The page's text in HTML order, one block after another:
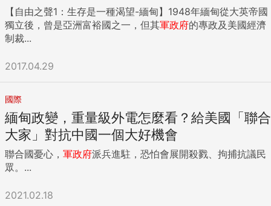
【自由之聲1：生存是一種渴望-緬甸】1948年緬甸從大英帝國
獨立後，曾是亞洲富裕國之一，但其軍政府的專政及美國經濟
制裁...
2017.04.29
國際
緬甸政變，重量級外電怎麼看？給美國「聯合
大家」對抗中國一個大好機會
聯合國憂心， 軍政府派兵進駐，恐怕會展開殺戮、拘捕抗議民
眾。...
2021.02.18